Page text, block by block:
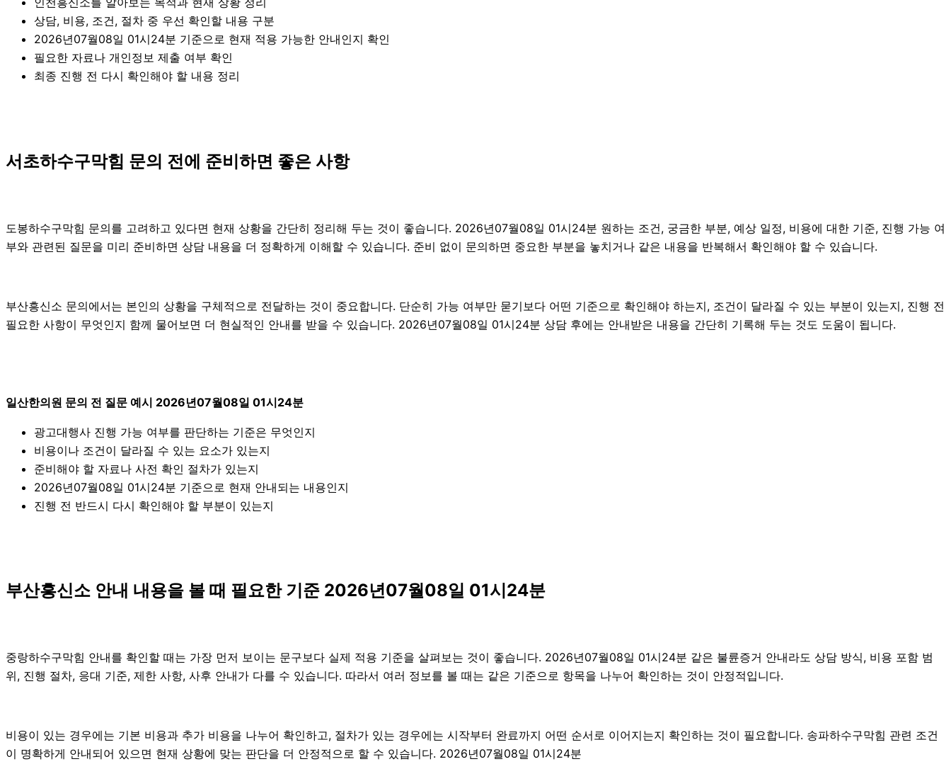
상담, 비용, 조건, 절차 중 우선 확인할 내용 구분
2026년07월08일 01시24분 기준으로 현재 적용 가능한 안내인지 확인
필요한 자료나 개인정보 제출 여부 확인
최종 진행 전 다시 확인해야 할 내용 정리
서초하수구막힘 문의 전에 준비하면 좋은 사항
도봉하수구막힘 문의를 고려하고 있다면 현재 상황을 간단히 정리해 두는 것이 좋습니다. 2026년07월08일 01시24분 원하는 조건, 궁금한 부분, 예상 일정, 비용에 대한 기준, 진행 가능 여
부와 관련된 질문을 미리 준비하면 상담 내용을 더 정확하게 이해할 수 있습니다. 준비 없이 문의하면 중요한 부분을 놓치거나 같은 내용을 반복해서 확인해야 할 수 있습니다.
부산흥신소 문의에서는 본인의 상황을 구체적으로 전달하는 것이 중요합니다. 단순히 가능 여부만 묻기보다 어떤 기준으로 확인해야 하는지, 조건이 달라질 수 있는 부분이 있는지, 진행 전
필요한 사항이 무엇인지 함께 물어보면 더 현실적인 안내를 받을 수 있습니다. 2026년07월08일 01시24분 상담 후에는 안내받은 내용을 간단히 기록해 두는 것도 도움이 됩니다.
일산한의원 문의 전 질문 예시 2026년07월08일 01시24분
광고대행사 진행 가능 여부를 판단하는 기준은 무엇인지
비용이나 조건이 달라질 수 있는 요소가 있는지
준비해야 할 자료나 사전 확인 절차가 있는지
2026년07월08일 01시24분 기준으로 현재 안내되는 내용인지
진행 전 반드시 다시 확인해야 할 부분이 있는지
부산흥신소 안내 내용을 볼 때 필요한 기준 2026년07월08일 01시24분
중랑하수구막힘 안내를 확인할 때는 가장 먼저 보이는 문구보다 실제 적용 기준을 살펴보는 것이 좋습니다. 2026년07월08일 01시24분 같은 불륜증거 안내라도 상담 방식, 비용 포함 범
위, 진행 절차, 응대 기준, 제한 사항, 사후 안내가 다를 수 있습니다. 따라서 여러 정보를 볼 때는 같은 기준으로 항목을 나누어 확인하는 것이 안정적입니다.
비용이 있는 경우에는 기본 비용과 추가 비용을 나누어 확인하고, 절차가 있는 경우에는 시작부터 완료까지 어떤 순서로 이어지는지 확인하는 것이 필요합니다. 송파하수구막힘 관련 조건
이 명확하게 안내되어 있으면 현재 상황에 맞는 판단을 더 안정적으로 할 수 있습니다. 2026년07월08일 01시24분